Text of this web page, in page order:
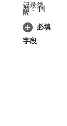
记录类
型：间
隔
必填
字段